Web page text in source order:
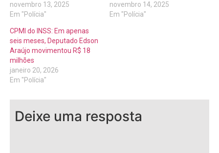
novembro 13, 2025
Em "Polícia"
novembro 14, 2025
Em "Polícia"
CPMI do INSS: Em apenas
seis meses, Deputado Edson
Araújo movimentou R$ 18
milhões
janeiro 20, 2026
Em "Polícia"
Deixe uma resposta